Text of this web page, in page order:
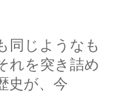
同じようなも
れを突き詰め
史が、今